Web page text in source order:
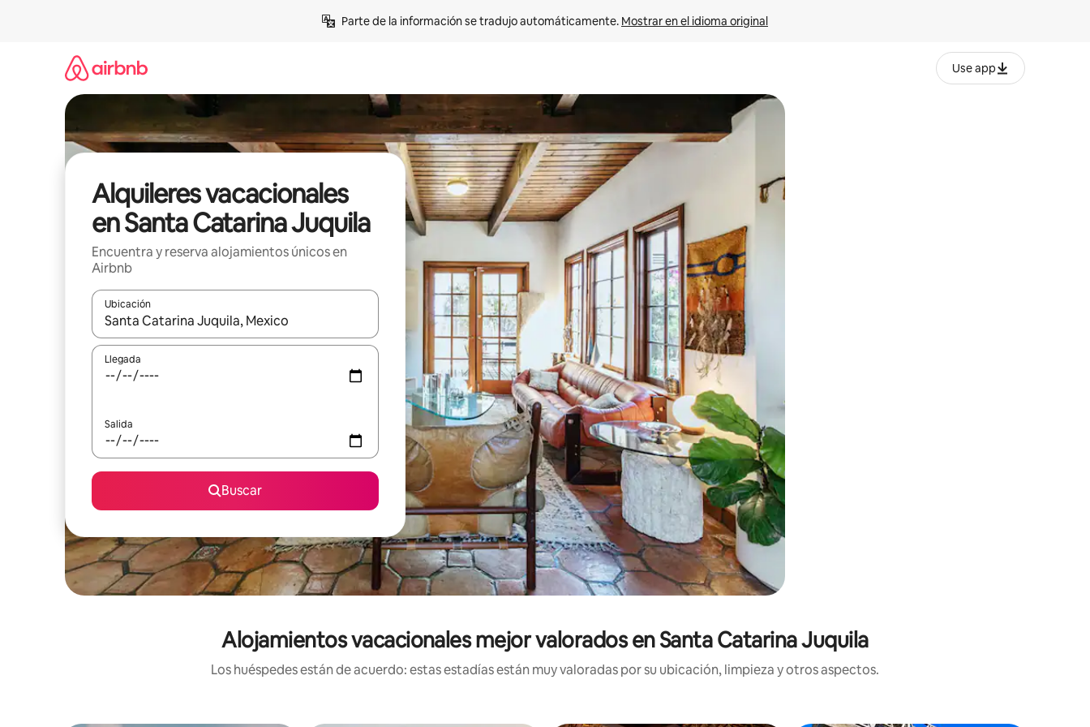
Parte de la información se tradujo automáticamente. Mostrar en el idioma original
Use app
Alquileres vacacionales
en Santa Catarina Juquila
Encuentra y reserva alojamientos únicos en
Airbnb
Ubicación
Cuando los resultados estén disponibles, navega con las teclas de flecha hacia arriba y hacia abajo o explora con el tacto o desliza el dedo.
Llegada
Salida
Buscar
Alojamientos vacacionales mejor valorados en Santa Catarina Juquila
Los huéspedes están de acuerdo: estas estadías están muy valoradas por su ubicación, limpieza y otros aspectos.